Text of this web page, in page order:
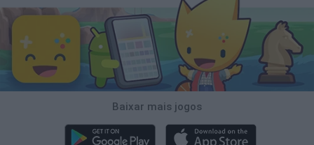
Baixar mais jogos